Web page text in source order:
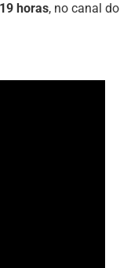
horas, no canal do